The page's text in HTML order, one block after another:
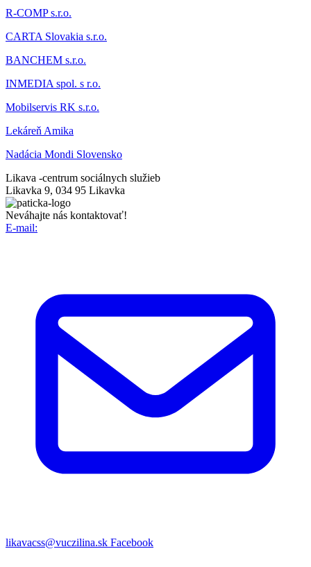
R-COMP s.r.o.
CARTA Slovakia s.r.o.
BANCHEM s.r.o.
INMEDIA spol. s r.o.
Mobilservis RK s.r.o.
Lekáreň Amika
Nadácia Mondi Slovensko
Likava -centrum sociálnych služieb
Likavka 9, 034 95 Likavka
Neváhajte nás kontaktovať!
E-mail:
likavacss@vuczilina.sk Facebook